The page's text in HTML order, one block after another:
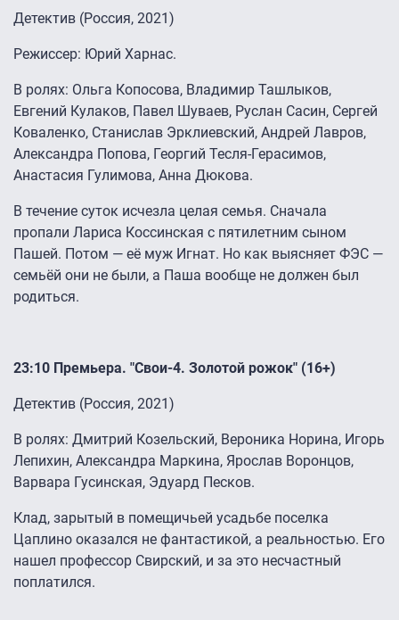
Детектив (Россия, 2021)
Режиссер: Юрий Харнас.
В ролях: Ольга Копосова, Владимир Ташлыков,
Евгений Кулаков, Павел Шуваев, Руслан Сасин, Сергей
Коваленко, Станислав Эрклиевский, Андрей Лавров,
Александра Попова, Георгий Тесля-Герасимов,
Анастасия Гулимова, Анна Дюкова.
В течение суток исчезла целая семья. Сначала
пропали Лариса Коссинская с пятилетним сыном
Пашей. Потом — её муж Игнат. Но как выясняет ФЭС —
семьёй они не были, а Паша вообще не должен был
родиться.
23:10 Премьера. "Свои-4. Золотой рожок" (16+)
Детектив (Россия, 2021)
В ролях: Дмитрий Козельский, Вероника Норина, Игорь
Лепихин, Александра Маркина, Ярослав Воронцов,
Варвара Гусинская, Эдуард Песков.
Клад, зарытый в помещичьей усадьбе поселка
Цаплино оказался не фантастикой, а реальностью. Его
нашел профессор Свирский, и за это несчастный
поплатился.